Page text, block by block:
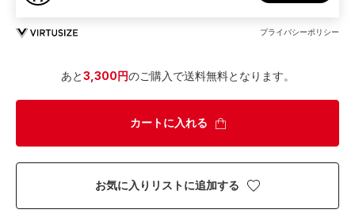
プライバシーポリシー
あと3,300円のご購入で送料無料となります。
カートに入れる
お気に入りリストに追加する